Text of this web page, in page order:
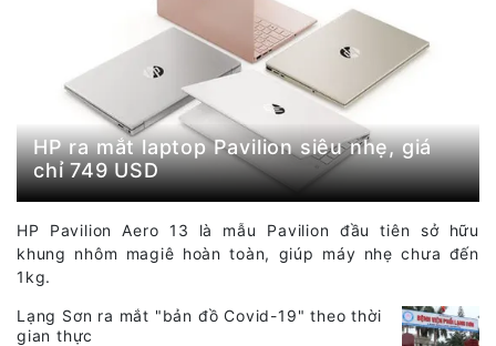
HP ra mắt laptop Pavilion siêu nhẹ, giá
chỉ 749 USD
HP Pavilion Aero 13 là mẫu Pavilion đầu tiên sở hữu
khung nhôm magiê hoàn toàn, giúp máy nhẹ chưa đến
1kg.
Lạng Sơn ra mắt "bản đồ Covid-19" theo thời
gian thực